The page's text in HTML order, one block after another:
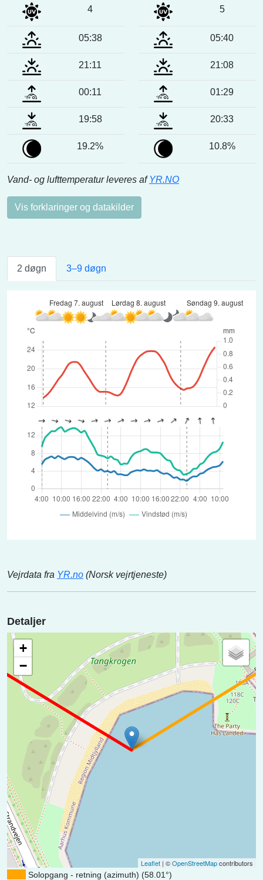
4
05:38
21:11
00:11
19:58
19.2%
5
05:40
21:08
01:29
20:33
10.8%
Vand- og lufttemperatur leveres afYR.NO
Vis forklaringer og datakilder
2 døgn 3–9 døgn
Vejrdata fra YR.no (Norsk vejrtjeneste)
Detaljer
+
−
Leaflet | ©OpenStreetMapcontributors
Solopgang - retning (azimuth) (58.01°)